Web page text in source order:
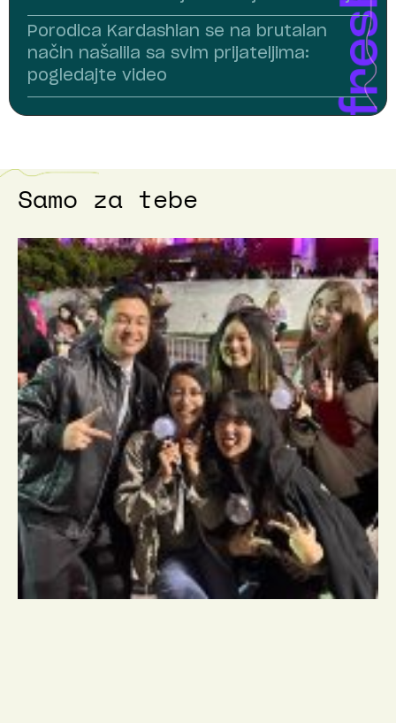
Porodica Kardashian se na brutalan
način našalila sa svim prijateljima:
pogledajte video
Samo za tebe